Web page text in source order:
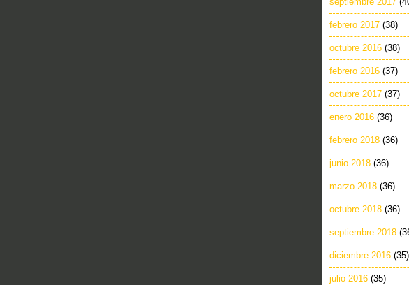
febrero 2017 (38)
octubre 2016 (38)
febrero 2016 (37)
octubre 2017 (37)
enero 2016 (36)
febrero 2018 (36)
junio 2018 (36)
marzo 2018 (36)
octubre 2018 (36)
septiembre 2018
diciembre 2016 (35)
julio 2016 (35)